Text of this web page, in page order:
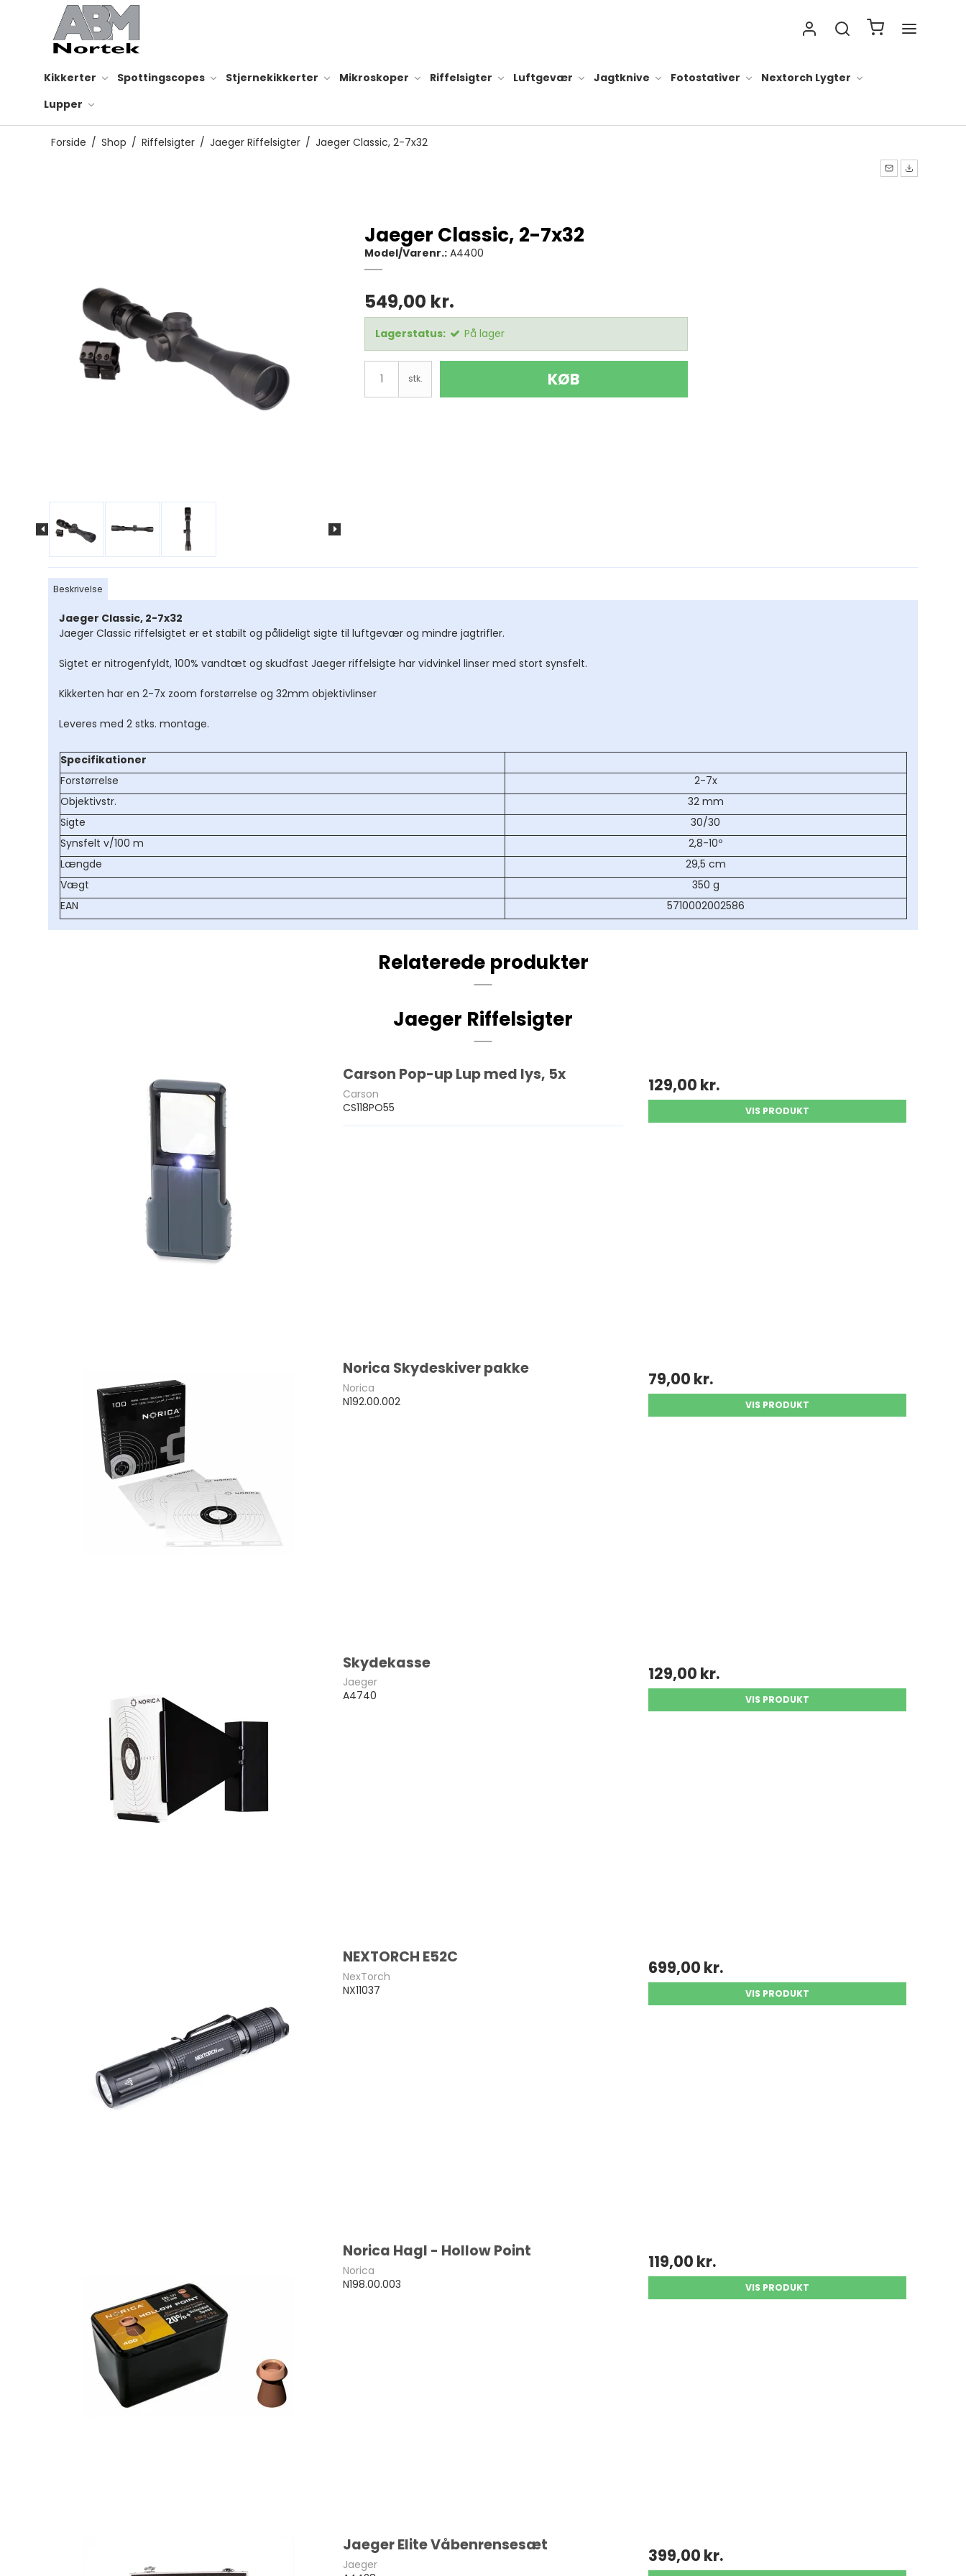
Kikkerter
Kikkertsele
Spottingscopes Stjernekikkerter
Dobson Classic
teleskoper
Dobson Go-to
teleskoper
Dobson Starsense
Okularer til
Søgere
Diagonaler og Prismer
Mikroskoper Riffelsigter Luftgevær Jagtknive Fotostativer Nextorch Lygter
Lupper
Forside / Shop / Riffelsigter / Jaeger Riffelsigter / Jaeger Classic, 2-7x32
Jaeger Classic, 2-7x32
Model/Varenr.: A4400
549,00 kr.
Lagerstatus: På lager
stk. KØB
Beskrivelse
Jaeger Classic, 2-7x32
Jaeger Classic riffelsigtet er et stabilt og pålideligt sigte til luftgevær og mindre jagtrifler.
Sigtet er nitrogenfyldt, 100% vandtæt og skudfast Jaeger riffelsigte har vidvinkel linser med stort synsfelt.
Kikkerten har en 2-7x zoom forstørrelse og 32mm objektivlinser
Leveres med 2 stks. montage.
Specifikationer
Forstørrelse
2-7x
Objektivstr.
32 mm
Sigte
30/30
Synsfelt v/100 m
2,8-10º
Længde
29,5 cm
Vægt
350 g
EAN
5710002002586
Relaterede produkter
Jaeger Riffelsigter
Carson Pop-up Lup med lys, 5x
Carson
CS118PO55
129,00 kr.
VIS PRODUKT
Norica Skydeskiver pakke
Norica
N192.00.002
79,00 kr.
VIS PRODUKT
Skydekasse
Jaeger
A4740
129,00 kr.
VIS PRODUKT
NEXTORCH E52C
NexTorch
NX11037
699,00 kr.
VIS PRODUKT
Norica Hagl - Hollow Point
Norica
N198.00.003
119,00 kr.
VIS PRODUKT
Jaeger Elite Våbenrensesæt
Jaeger
399,00 kr.